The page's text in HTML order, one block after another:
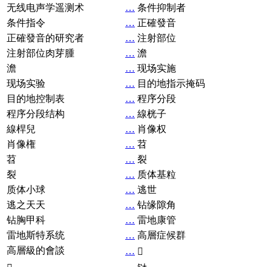
无线电声学遥测术
… 条件抑制者
条件指令
… 正確發音
正確發音的研究者
… 注射部位
注射部位肉芽腫
… 澹
澹
… 现场实施
现场实验
… 目的地指示掩码
目的地控制表
… 程序分段
程序分段结构
… 線桄子
線桿兒
… 肖像权
肖像権
… 苕
苕
… 裂
裂
… 质体基粒
质体小球
… 逃世
逃之天天
… 钻缘隙角
钻胸甲科
… 雷地康管
雷地斯特系统
… 高層症候群
高層級的會談
… 𧘞